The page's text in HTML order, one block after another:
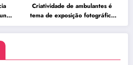
Criatividade de ambulantes é
tema de exposição fotográfica
no Rio